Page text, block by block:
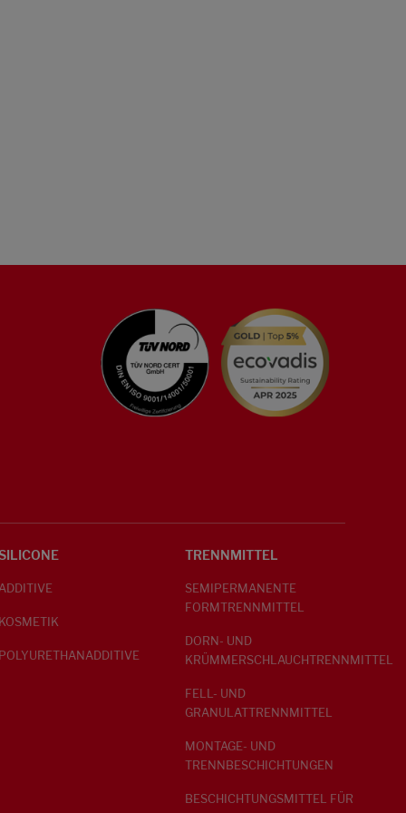
ADDITIVE
KOSMETIK
POLYURETHANADDITIVE
TRENNMITTEL
SEMIPERMANENTE
FORMTRENNMITTEL
DORN- UND
KRÜMMERSCHLAUCHTRENNMITTEL
FELL- UND
GRANULATTRENNMITTEL
MONTAGE- UND
TRENNBESCHICHTUNGEN
BESCHICHTUNGSMITTEL FÜR